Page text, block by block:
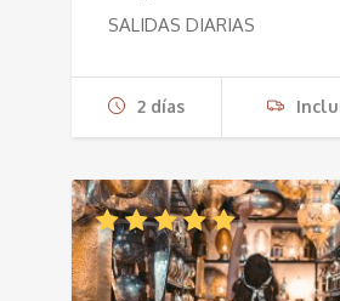
SALIDAS DIARIAS
2 días